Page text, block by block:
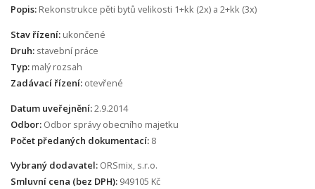
Popis: Rekonstrukce pěti bytů velikosti 1+kk (2x) a 2+kk (3x)
Stav řízení: ukončené
Druh: stavební práce
Typ: malý rozsah
Zadávací řízení: otevřené
Datum uveřejnění:2.9.2014
Odbor: Odbor správy obecního majetku
Počet předaných dokumentací: 8
Vybraný dodavatel: ORSmix, s.r.o.
Smluvní cena (bez DPH): 949105 Kč